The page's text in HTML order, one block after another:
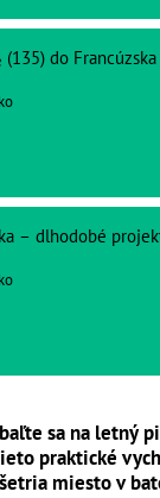
(135) do
– dlhodobé
sa na letný
praktické
miesto v